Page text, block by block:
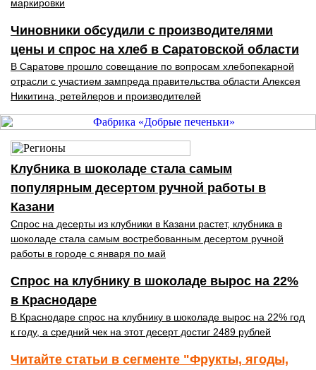
маркировки
Чиновники обсудили с производителями
цены и спрос на хлеб в Саратовской области
В Саратове прошло совещание по вопросам хлебопекарной
отрасли с участием зампреда правительства области Алексея
Никитина, ретейлеров и производителей
Клубника в шоколаде стала самым
популярным десертом ручной работы в
Казани
Спрос на десерты из клубники в Казани растет, клубника в
шоколаде стала самым востребованным десертом ручной
работы в городе с января по май
Спрос на клубнику в шоколаде вырос на 22%
в Краснодаре
В Краснодаре спрос на клубнику в шоколаде вырос на 22% год
к году, а средний чек на этот десерт достиг 2489 рублей
Читайте статьи в сегменте "Фрукты, ягоды,